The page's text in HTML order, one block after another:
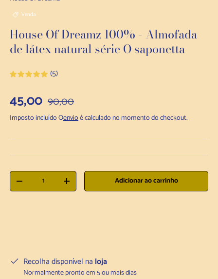
Venda
House Of Dreamz 100% - Almofada
de látex natural série O saponetta
(5)
Preço de venda
45,00 Preço normal
90,00
Imposto incluído Oenvioé calculado no momento do checkout.
Quantidade
Diminuir a quantidadeAumentar a quantidadeAdicionar ao carrinho
Recolha disponível na loja
Normalmente pronto em 5 ou mais dias